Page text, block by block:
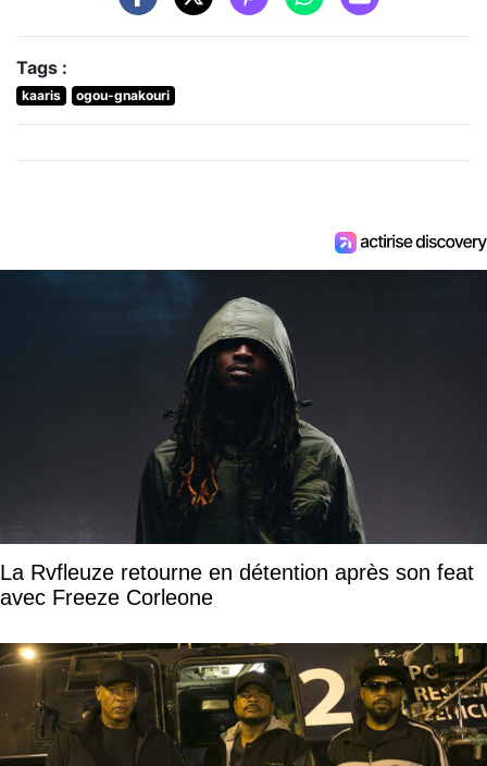
Tags :
kaaris ogou-gnakouri
La Rvfleuze retourne en détention après son feat
avec Freeze Corleone